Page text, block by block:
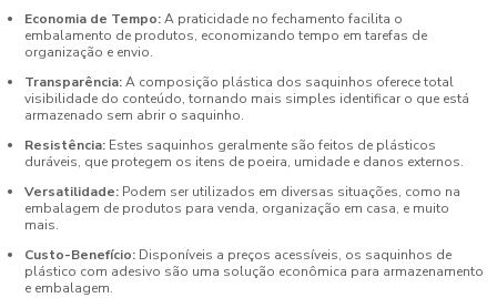
Economia de Tempo:A praticidade no fechamento facilita o
embalamento de produtos, economizando tempo em tarefas de
organização e envio.
Transparência:A composição plástica dos saquinhos oferece total
visibilidade do conteúdo, tornando mais simples identificar o que está
armazenado sem abrir o saquinho.
Resistência: Estes saquinhos geralmente são feitos de plásticos
duráveis, que protegem os itens de poeira, umidade e danos externos.
Versatilidade: Podem ser utilizados em diversas situações, como na
embalagem de produtos para venda, organização em casa, e muito
mais.
Custo-Benefício: Disponíveis a preços acessíveis, os saquinhos de
plástico com adesivo são uma solução econômica para armazenamento
e embalagem.